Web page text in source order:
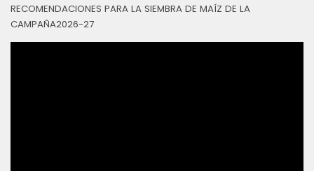
RECOMENDACIONES PARA LA SIEMBRA DE MAÍZ DE LA
CAMPAÑA2026-27